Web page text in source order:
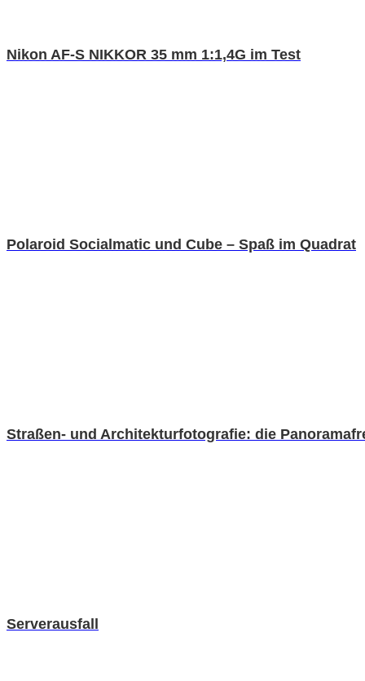
Nikon AF-S NIKKOR 35 mm 1:1,4G im Test
Polaroid Socialmatic und Cube – Spaß im Quadrat
Straßen- und Architekturfotografie: die
Serverausfall